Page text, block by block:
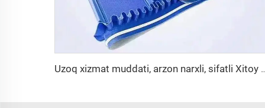
Uzoq xizmat muddati, arzon narxli, sifatli Xitoy